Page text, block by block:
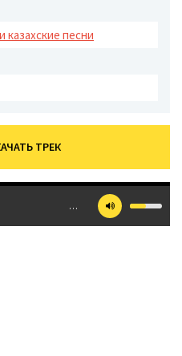
казахские песни
ТРЕК
…